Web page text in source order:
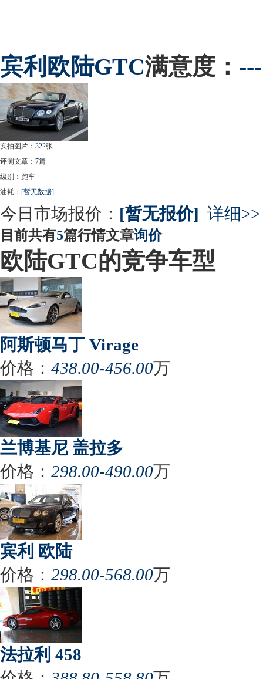
宾利 欧陆GTC满意度： ---
实拍图片： 322张
评测文章： 7篇
级别：跑车
油耗： [暂无数据]
今日市场报价： [暂无报价] 详细>>
目前共有5篇行情文章询价
欧陆GTC的竞争车型
阿斯顿马丁 Virage
价格： 438.00-456.00万
兰博基尼 盖拉多
价格： 298.00-490.00万
宾利 欧陆
价格： 298.00-568.00万
法拉利 458